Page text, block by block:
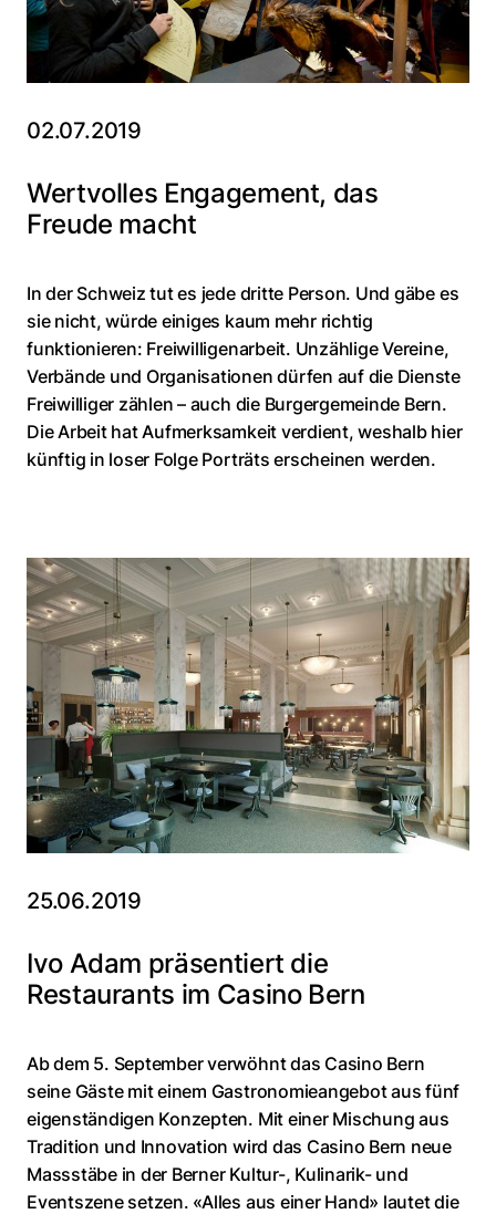
02.07.2019
Wertvolles Engagement, das
Freude macht
In der Schweiz tut es jede dritte Person. Und gäbe es
sie nicht, würde einiges kaum mehr richtig
funktionieren: Freiwilligenarbeit. Unzählige Vereine,
Verbände und Organisationen dürfen auf die Dienste
Freiwilliger zählen – auch die Burgergemeinde Bern.
Die Arbeit hat Aufmerksamkeit verdient, weshalb hier
künftig in loser Folge Porträts erscheinen werden.
25.06.2019
Ivo Adam präsentiert die
Restaurants im Casino Bern
Ab dem 5. September verwöhnt das Casino Bern
seine Gäste mit einem Gastronomieangebot aus fünf
eigenständigen Konzepten. Mit einer Mischung aus
Tradition und Innovation wird das Casino Bern neue
Massstäbe in der Berner Kultur-, Kulinarik- und
Eventszene setzen. «Alles aus einer Hand» lautet die